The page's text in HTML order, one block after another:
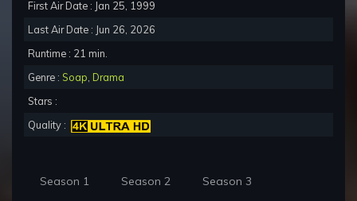
First Air Date : Jan 25, 1999
Last Air Date : Jun 26, 2026
Runtime : 21 min.
Genre : Soap Drama
Stars :
Quality :
Season 1 Season 2 Season 3